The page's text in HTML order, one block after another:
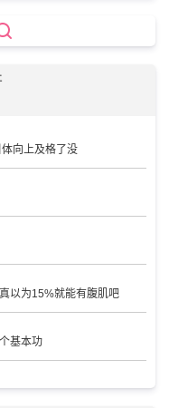
向上及格了没
以为15%就能有腹肌吧
基本功